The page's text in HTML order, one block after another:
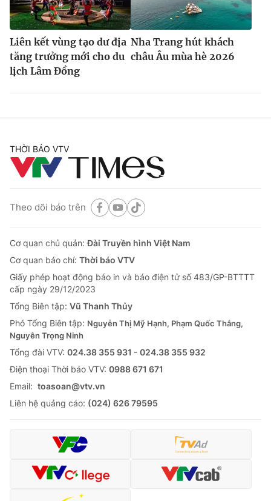
Liên kết vùng tạo dư địa
tăng trưởng mới cho du
lịch Lâm Đồng
Nha Trang hút khách
châu Âu mùa hè 2026
THỜI BÁO VTV
Theo dõi báo trên
Cơ quan chủ quản:Đài Truyền hình Việt Nam
Cơ quan báo chí: Thời báo VTV
Giấy phép hoạt động báo in và báo điện tử số 483/GP-BTTTT
cấp ngày 29/12/2023
Tổng Biên tập: Vũ Thanh Thủy
Phó Tổng Biên tập: Nguyễn Thị Mỹ Hạnh, Phạm Quốc Thắng,
Nguyễn Trọng Ninh
Tổng đài VTV: 024.38 355 931 - 024.38 355 932
Ðiện thoại Thời báo VTV: 0988 671 671
Email: toasoan@vtv.vn
Liên hệ quảng cáo: (024) 626 79595